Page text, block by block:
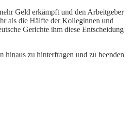
Geld erkämpft und den Arbeitgeber
als die Hälfte der Kolleginnen und
Gerichte ihm diese Entscheidung
hinaus zu hinterfragen und zu beenden